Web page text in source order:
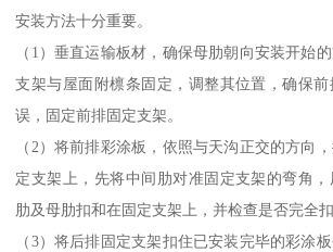
安装方法十分重要。
（1）垂直运输板材，确保母肋朝向安装开始
支架与屋面附檩条固定，调整其位置，确保
误，固定前排固定支架。
（2）将前排彩涂板，依照与天沟正交的方向
定支架上，先将中间肋对准固定支架的弯角
肋及母肋扣和在固定支架上，并检查是否完全扣
（3）将后排固定支架扣住已安装完毕的彩涂